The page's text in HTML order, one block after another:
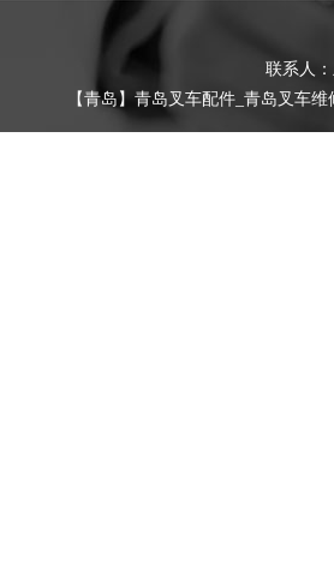
联系人
【青岛】青岛叉车配件_青岛叉车